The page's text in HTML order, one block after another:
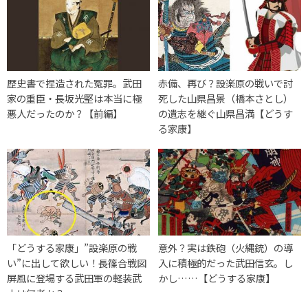
歴史書で捏造された冤罪。武田
家の重臣・長坂光堅は本当に極
悪人だったのか？【前編】
赤備、再び？設楽原の戦いで討
死した山県昌景（橋本さとし）
の遺志を継ぐ山県昌満【どうす
る家康】
「どうする家康」”設楽原の戦
い”に出して欲しい！長篠合戦図
屏風に登場する武田軍の軽装武
意外？実は鉄砲（火縄銃）の導
入に積極的だった武田信玄。し
かし……【どうする家康】